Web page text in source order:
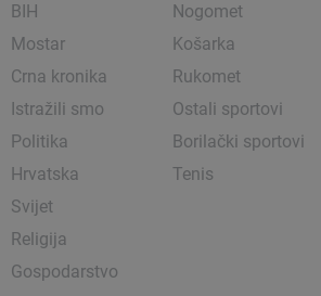
BIH
Mostar
Crna kronika
Istražili smo
Politika
Hrvatska
Svijet
Religija
Gospodarstvo
Nogomet
Košarka
Rukomet
Ostali sportovi
Borilački sportovi
Tenis